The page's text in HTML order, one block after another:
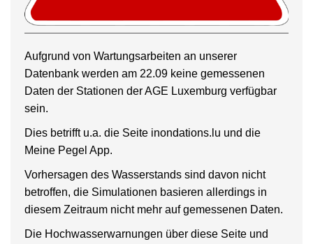
Aufgrund von Wartungsarbeiten an unserer
Datenbank werden am 22.09 keine gemessenen
Daten der Stationen der AGE Luxemburg verfügbar
sein.
Dies betrifft u.a. die Seite inondations.lu und die
Meine Pegel App.
Vorhersagen des Wasserstands sind davon nicht
betroffen, die Simulationen basieren allerdings in
diesem Zeitraum nicht mehr auf gemessenen Daten.
Die Hochwasserwarnungen über diese Seite und